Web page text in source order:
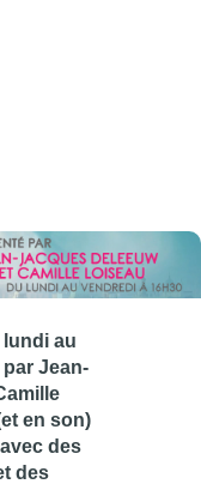
lundi au
Jean-
en son)
des
des